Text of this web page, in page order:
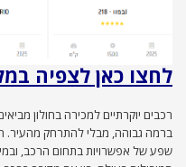
לחצו כאן לצפיה
רכבים יוקרתיים למכירה בחולון
ברמה גבוהה, מבלי להתרחק מהעיר.
שפע של אפשרויות בתחום הרכב,